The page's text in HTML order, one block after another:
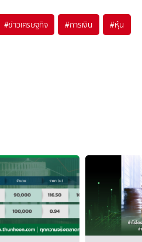
#ข่าวเศรษฐกิจ #การเงิน #หุ้น